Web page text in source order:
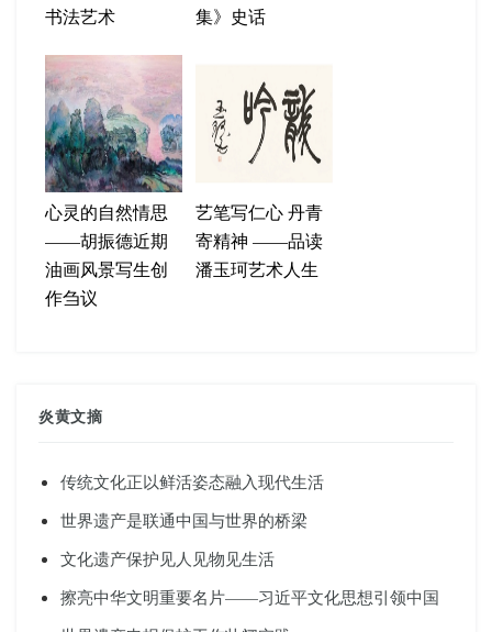
书法艺术
集》史话
心灵的自然情思
——胡振德近期
油画风景写生创
作刍议
艺笔写仁心 丹青
寄精神 ——品读
潘玉珂艺术人生
炎黄文摘
传统文化正以鲜活姿态融入现代生活
世界遗产是联通中国与世界的桥梁
文化遗产保护见人见物见生活
擦亮中华文明重要名片——习近平文化思想引领中国